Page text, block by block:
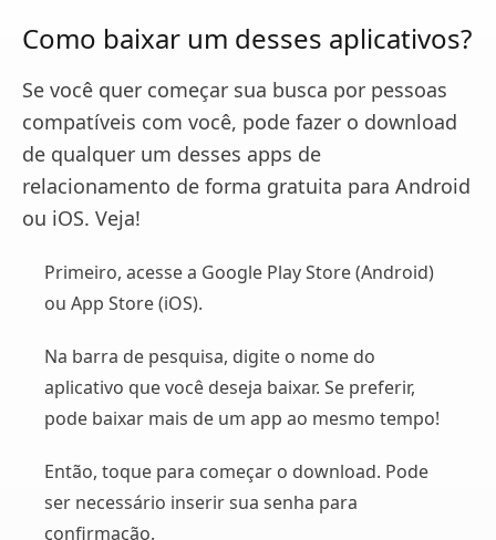
Como baixar um desses aplicativos?
Se você quer começar sua busca por pessoas
compatíveis com você, pode fazer o download
de qualquer um desses apps de
relacionamento de forma gratuita para Android
ou iOS. Veja!
Primeiro, acesse a Google Play Store (Android)
ou App Store (iOS).
Na barra de pesquisa, digite o nome do
aplicativo que você deseja baixar. Se preferir,
pode baixar mais de um app ao mesmo tempo!
Então, toque para começar o download. Pode
ser necessário inserir sua senha para
confirmação.